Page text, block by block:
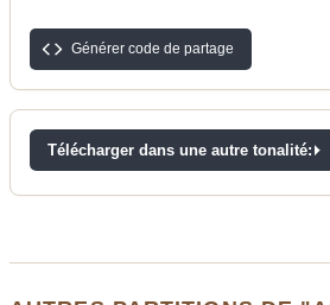
Générer code de partage
Télécharger dans une autre tonalité: